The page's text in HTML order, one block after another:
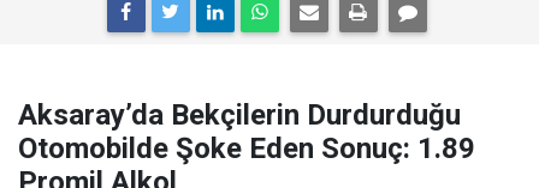
Aksaray’da Bekçilerin Durdurduğu
Otomobilde Şoke Eden Sonuç: 1.89